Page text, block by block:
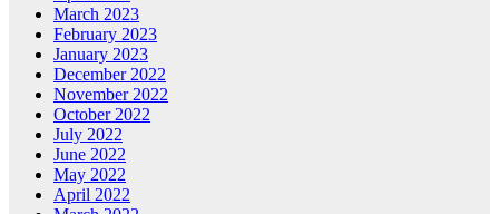
March 2023
February 2023
January 2023
December 2022
November 2022
October 2022
July 2022
June 2022
May 2022
April 2022